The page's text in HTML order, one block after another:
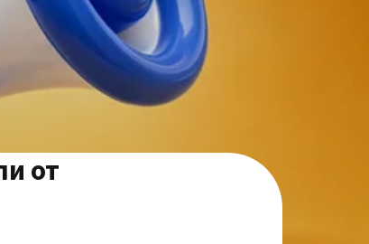
от